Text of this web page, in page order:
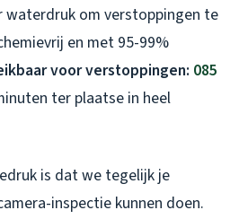
waterdruk om verstoppingen te
en met 95-99%
voor verstoppingen: 085
ter plaatse in heel
is dat we tegelijk je
inspectie kunnen doen.